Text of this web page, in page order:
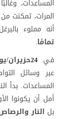
المساعدات،
المرات، تمكنت
أنه مملوء
تمامًا.
في 24حزيران/
عبر وسائل
المساعدات. بدأ
أمل أن يكونوا
بل النار